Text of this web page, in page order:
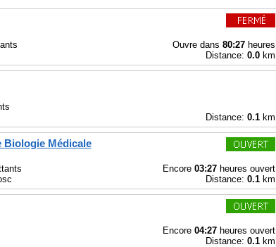
Ouvre dans 80:27heures
Distance: 0.0km
Distance: 0.1km
Biologie Médicale
Encore 03:27heures ouvert
Distance: 0.1km
Encore 04:27heures ouvert
Distance: 0.1km